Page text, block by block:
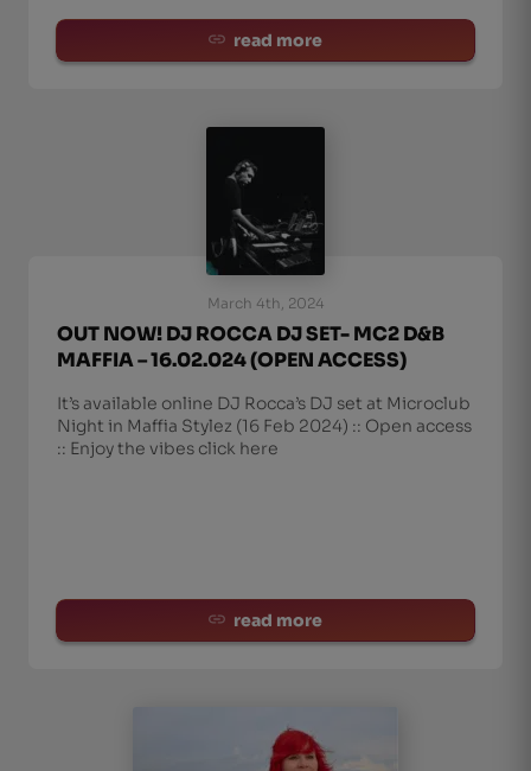
read more
March 4th, 2024
OUT NOW! DJ ROCCA DJ SET- MC2 D&B
MAFFIA – 16.02.024 (OPEN ACCESS)
It’s available online DJ Rocca’s DJ set at Microclub
Night in Maffia Stylez (16 Feb 2024) :: Open access
:: Enjoy the vibes click here
read more